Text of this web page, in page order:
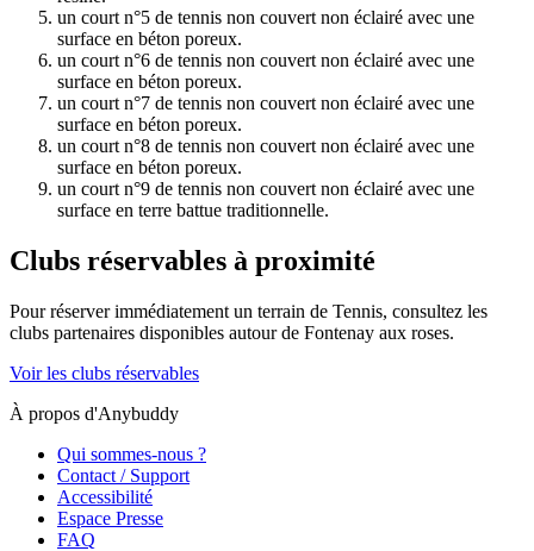
un court n°5 de tennis non couvert non éclairé avec une
surface en béton poreux.
un court n°6 de tennis non couvert non éclairé avec une
surface en béton poreux.
un court n°7 de tennis non couvert non éclairé avec une
surface en béton poreux.
un court n°8 de tennis non couvert non éclairé avec une
surface en béton poreux.
un court n°9 de tennis non couvert non éclairé avec une
surface en terre battue traditionnelle.
Clubs réservables à proximité
Pour réserver immédiatement un terrain de Tennis, consultez les
clubs partenaires disponibles autour de Fontenay aux roses.
Voir les clubs réservables
À propos d'Anybuddy
Qui sommes-nous ?
Contact / Support
Accessibilité
Espace Presse
FAQ